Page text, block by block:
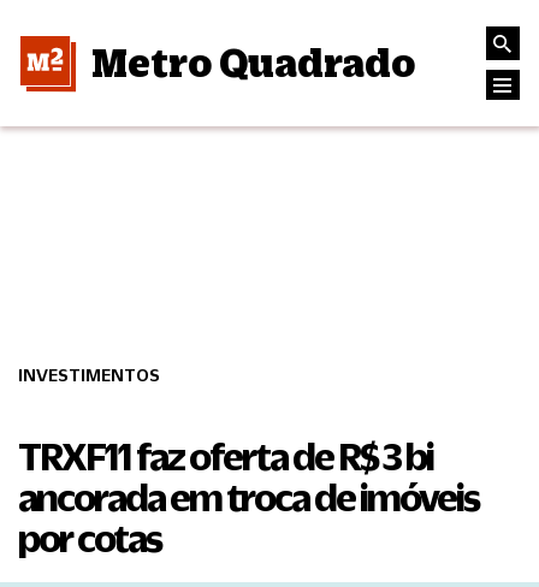
Metro Quadrado
INVESTIMENTOS
TRXF11 faz oferta de R$ 3 bi
ancorada em troca de imóveis
por cotas